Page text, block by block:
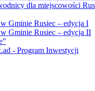
dla miejscowości
Gminie Rusiec – edycja I
Gminie Rusiec – edycja II
- Program Inwestycji